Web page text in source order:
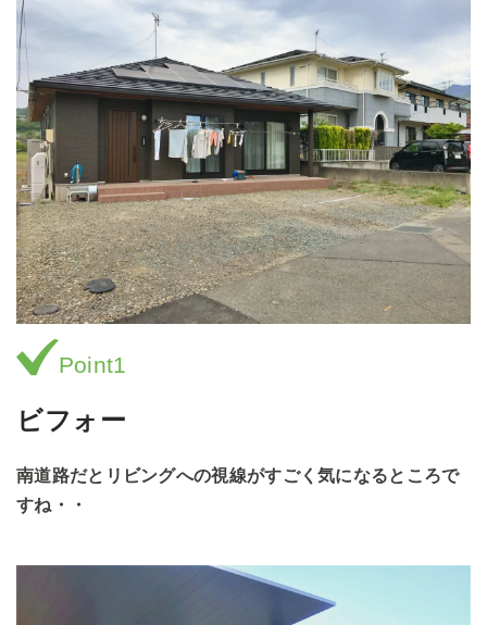
Point1
ビフォー
南道路だとリビングへの視線がすごく気になるところで
すね・・